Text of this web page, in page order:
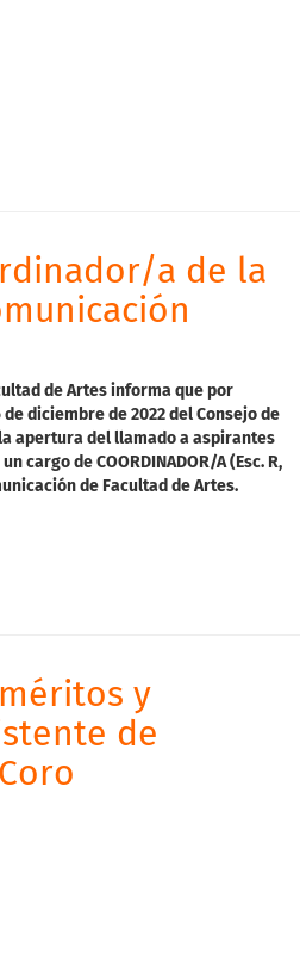
a de la
de Artes informa que por
diciembre de 2022 del Consejo de
apertura del llamado a aspirantes
cargo de COORDINADOR/A (Esc. R,
de Facultad de Artes.
y
de